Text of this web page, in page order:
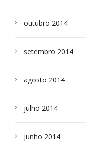
outubro 2014
setembro 2014
agosto 2014
julho 2014
junho 2014